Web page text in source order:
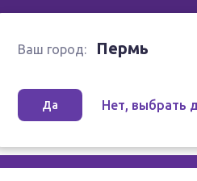
Ваш город: Пермь
Да Нет, выбрать